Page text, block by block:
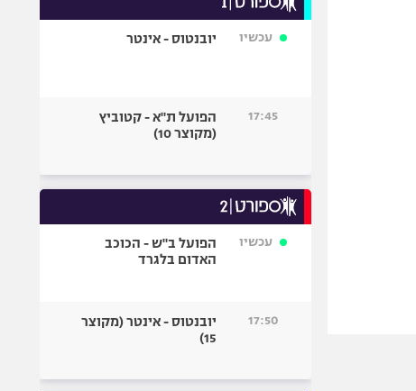
עכשיו יובנטוס - אינטר
17:45
הפועל ת"א - קטוביץ
(מקוצר 10)
עכשיו
הפועל ב"ש - הכוכב
האדום בלגרד
17:50
יובנטוס - אינטר (מקוצר
15)